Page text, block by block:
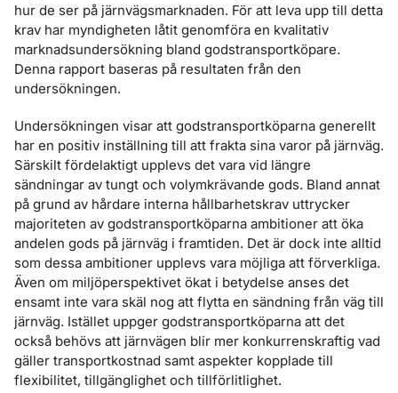
hur de ser på järnvägsmarknaden. För att leva upp till detta
krav har myndigheten låtit genomföra en kvalitativ
marknadsundersökning bland godstransportköpare.
Denna rapport baseras på resultaten från den
undersökningen.
Undersökningen visar att godstransportköparna generellt
har en positiv inställning till att frakta sina varor på järnväg.
Särskilt fördelaktigt upplevs det vara vid längre
sändningar av tungt och volymkrävande gods. Bland annat
på grund av hårdare interna hållbarhetskrav uttrycker
majoriteten av godstransportköparna ambitioner att öka
andelen gods på järnväg i framtiden. Det är dock inte alltid
som dessa ambitioner upplevs vara möjliga att förverkliga.
Även om miljöperspektivet ökat i betydelse anses det
ensamt inte vara skäl nog att flytta en sändning från väg till
järnväg. Istället uppger godstransportköparna att det
också behövs att järnvägen blir mer konkurrenskraftig vad
gäller transportkostnad samt aspekter kopplade till
flexibilitet, tillgänglighet och tillförlitlighet.